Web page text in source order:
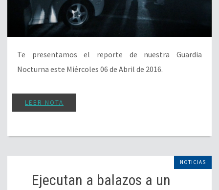
Te presentamos el reporte de nuestra Guardia
Nocturna este Miércoles 06 de Abril de 2016.
LEER NOTA
NOTICIAS
Ejecutan a balazos a un